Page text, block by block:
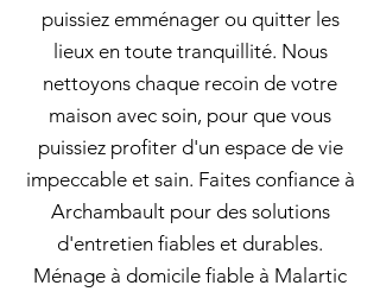
puissiez emménager ou quitter les
lieux en toute tranquillité. Nous
nettoyons chaque recoin de votre
maison avec soin, pour que vous
puissiez profiter d'un espace de vie
impeccable et sain. Faites confiance à
Archambault pour des solutions
d'entretien fiables et durables.
Ménage à domicile fiable à Malartic